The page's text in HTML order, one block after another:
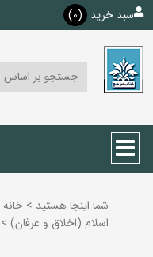
سبد خرید (0)
شما اینجا هستید > خانه
اسلام (اخلاق و عرفان) >